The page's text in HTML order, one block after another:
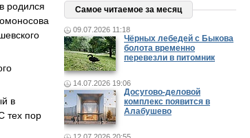
родился
в
тех пор
Самое читаемое за месяц
09.07.2026 11:18
Чёрных лебедей с Быкова
болота временно
перевезли в питомник
14.07.2026 19:06
Досугово-деловой
комплекс появится в
Алабушево